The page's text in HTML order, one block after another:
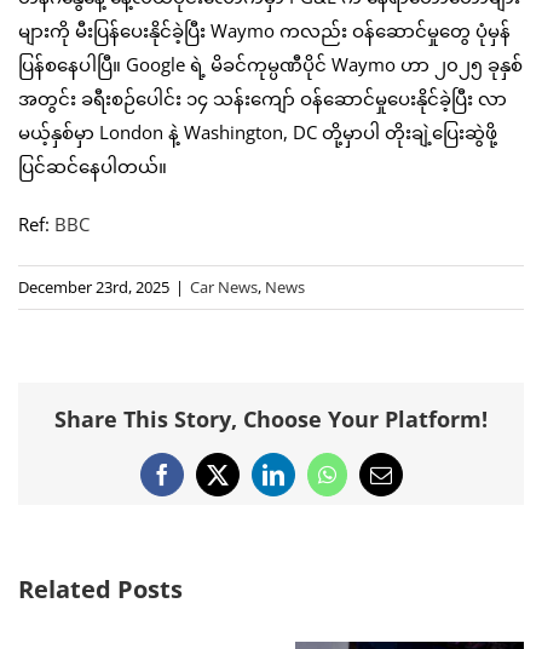
များကို မီးပြန်ပေးနိုင်ခဲ့ပြီး Waymo ကလည်း ဝန်ဆောင်မှုတွေ ပုံမှန်
ပြန်စနေပါပြီ။ Google ရဲ့ မိခင်ကုမ္ပဏီပိုင် Waymo ဟာ ၂၀၂၅ ခုနှစ်
အတွင်း ခရီးစဉ်ပေါင်း ၁၄ သန်းကျော် ဝန်ဆောင်မှုပေးနိုင်ခဲ့ပြီး လာ
မယ့်နှစ်မှာ London နဲ့ Washington, DC တို့မှာပါ တိုးချဲ့ပြေးဆွဲဖို့
ပြင်ဆင်နေပါတယ်။
Ref: BBC
December 23rd, 2025 | Car News, News
Share This Story, Choose Your Platform!
Facebook
X LinkedInWhatsApp
Email
Related Posts